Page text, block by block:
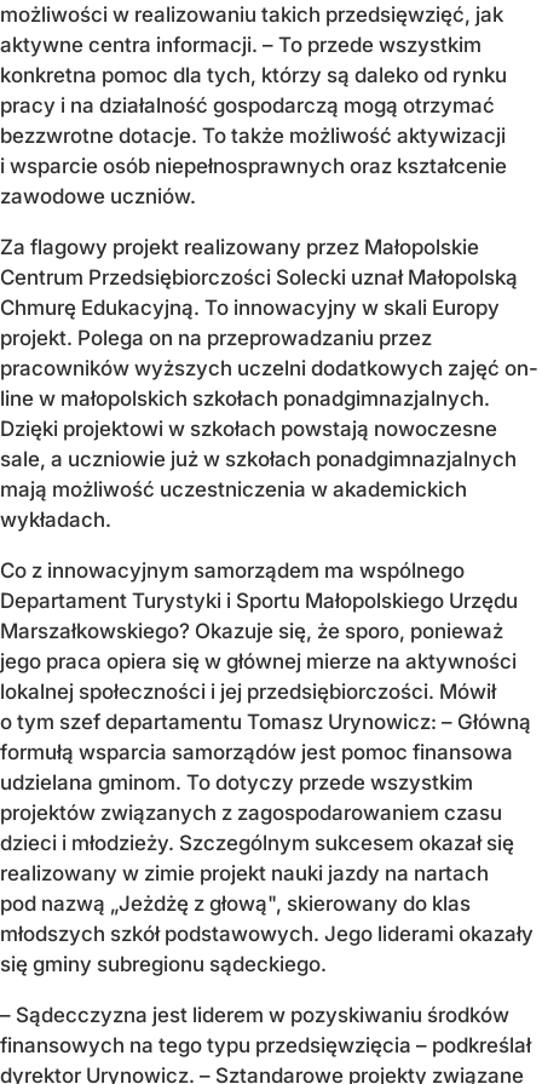
możliwości w realizowaniu takich przedsięwzięć, jak
aktywne centra informacji. – To przede wszystkim
konkretna pomoc dla tych, którzy są daleko od rynku
pracy i na działalność gospodarczą mogą otrzymać
bezzwrotne dotacje. To także możliwość aktywizacji
i wsparcie osób niepełnosprawnych oraz kształcenie
zawodowe uczniów.
Za flagowy projekt realizowany przez Małopolskie
Centrum Przedsiębiorczości Solecki uznał Małopolską
Chmurę Edukacyjną. To innowacyjny w skali Europy
projekt. Polega on na przeprowadzaniu przez
pracowników wyższych uczelni dodatkowych zajęć on-
line w małopolskich szkołach ponadgimnazjalnych.
Dzięki projektowi w szkołach powstają nowoczesne
sale, a uczniowie już w szkołach ponadgimnazjalnych
mają możliwość uczestniczenia w akademickich
wykładach.
Co z innowacyjnym samorządem ma wspólnego
Departament Turystyki i Sportu Małopolskiego Urzędu
Marszałkowskiego? Okazuje się, że sporo, ponieważ
jego praca opiera się w głównej mierze na aktywności
lokalnej społeczności i jej przedsiębiorczości. Mówił
o tym szef departamentu Tomasz Urynowicz: – Główną
formułą wsparcia samorządów jest pomoc finansowa
udzielana gminom. To dotyczy przede wszystkim
projektów związanych z zagospodarowaniem czasu
dzieci i młodzieży. Szczególnym sukcesem okazał się
realizowany w zimie projekt nauki jazdy na nartach
pod nazwą „Jeżdżę z głową", skierowany do klas
młodszych szkół podstawowych. Jego liderami okazały
się gminy subregionu sądeckiego.
– Sądecczyzna jest liderem w pozyskiwaniu środków
finansowych na tego typu przedsięwzięcia – podkreślał
dyrektor Urynowicz. – Sztandarowe projekty związane